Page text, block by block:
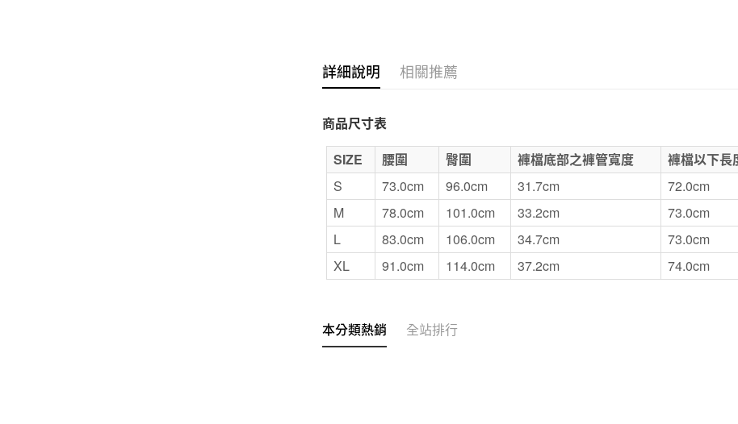
詳細說明 相關推薦
商品尺寸表
SIZE
腰圍 臀圍 褲檔底部之褲管寬度 褲檔以下長
S
73.0cm 96.0cm 31.7cm 72.0cm
M
78.0cm 101.0cm 33.2cm 73.0cm
L
83.0cm 106.0cm 34.7cm 73.0cm
XL
91.0cm 114.0cm 37.2cm 74.0cm
本分類熱銷 全站排行